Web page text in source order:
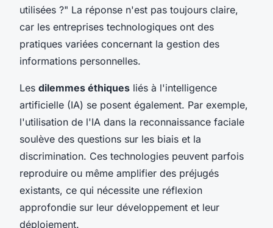
utilisées ?" La réponse n'est pas toujours claire,
car les entreprises technologiques ont des
pratiques variées concernant la gestion des
informations personnelles.
Les dilemmes éthiques liés à l'intelligence
artificielle (IA) se posent également. Par exemple,
l'utilisation de l'IA dans la reconnaissance faciale
soulève des questions sur les biais et la
discrimination. Ces technologies peuvent parfois
reproduire ou même amplifier des préjugés
existants, ce qui nécessite une réflexion
approfondie sur leur développement et leur
déploiement.